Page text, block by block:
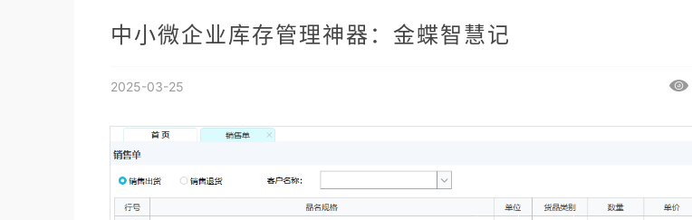
中小微企业库存管理神器：金蝶智慧记
2025-03-25